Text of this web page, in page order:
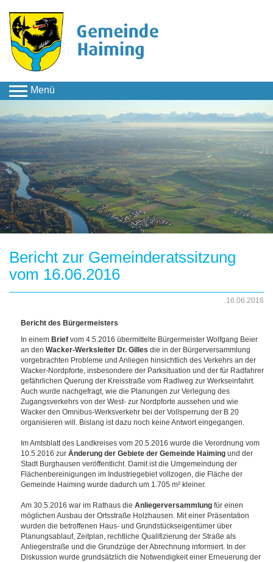
Menü
Bericht zur Gemeinderatssitzung
vom 16.06.2016
16.06.2016
Bericht des Bürgermeisters
In einem Briefvom 4.5.2016 übermittelte Bürgermeister Wolfgang Beier
an den Wacker-Werksleiter Dr. Gilles die in der Bürgerversammlung
vorgebrachten Probleme und Anliegen hinsichtlich des Verkehrs an der
Wacker-Nordpforte, insbesondere der Parksituation und der für Radfahrer
gefährlichen Querung der Kreisstraße vom Radlweg zur Werkseinfahrt.
Auch wurde nachgefragt, wie die Planungen zur Verlegung des
Zugangsverkehrs von der West- zur Nordpforte aussehen und wie
Wacker den Omnibus-Werksverkehr bei der Vollsperrung der B 20
organisieren will. Bislang ist dazu noch keine Antwort eingegangen.
Im Amtsblatt des Landkreises vom 20.5.2016 wurde die Verordnung vom
10.5.2016 zur Änderung der Gebiete der Gemeinde Haimingund der
Stadt Burghausen veröffentlicht. Damit ist die Umgemeindung der
Flächenbereinigungen im Industriegebiet vollzogen, die Fläche der
Gemeinde Haiming wurde dadurch um 1.705 m² kleiner.
Am 30.5.2016 war im Rathaus die Anliegerversammlungfür einen
möglichen Ausbau der Ortsstraße Holzhausen. Mit einer Präsentation
wurden die betroffenen Haus- und Grundstückseigentümer über
Planungsablauf, Zeitplan, rechtliche Qualifizierung der Straße als
Anliegerstraße und die Grundzüge der Abrechnung informiert. In der
Diskussion wurde grundsätzlich die Notwendigkeit einer Erneuerung der